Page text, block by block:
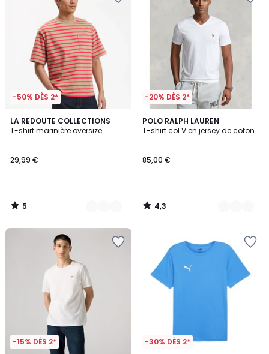
-50% DÈS 2*
LA REDOUTE COLLECTIONS
T-shirt marinière oversize
29,99 €
5
/
2
Couleurs
5
/
-20% DÈS 2*
POLO RALPH LAUREN
T-shirt col V en jersey de coton
85,00 €
4,3
/ 5
4
Couleurs
4,3
/
-15% DÈS 2* -30% DÈS 2*